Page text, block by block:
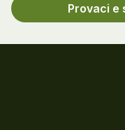
Provaci e